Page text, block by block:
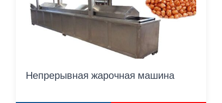
Непрерывная жарочная машина